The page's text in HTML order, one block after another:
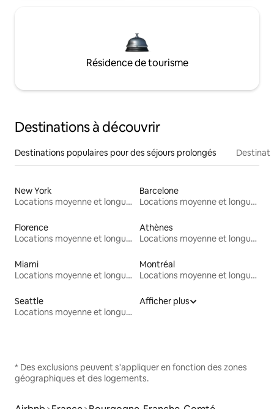
Résidence de tourisme
Destinations à découvrir
Destinations populaires pour des séjours prolongés
New York
Locations moyenne et longue durée
Barcelone
Locations moyenne et longue durée
Florence
Locations moyenne et longue durée
Athènes
Locations moyenne et longue durée
Miami
Locations moyenne et longue durée
Montréal
Locations moyenne et longue durée
Seattle
Locations moyenne et longue durée
Afficher plus
* Des exclusions peuvent s'appliquer en fonction des zones
géographiques et des logements.